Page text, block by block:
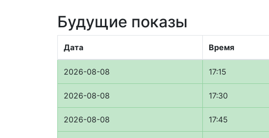
Будущие показы
Дата Время
2026-08-08 17:15
2026-08-08 17:30
2026-08-08 17:45